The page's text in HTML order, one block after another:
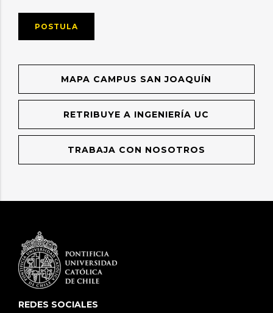
POSTULA
MAPA CAMPUS SAN JOAQUÍN
RETRIBUYE A INGENIERÍA UC
TRABAJA CON NOSOTROS
REDES SOCIALES